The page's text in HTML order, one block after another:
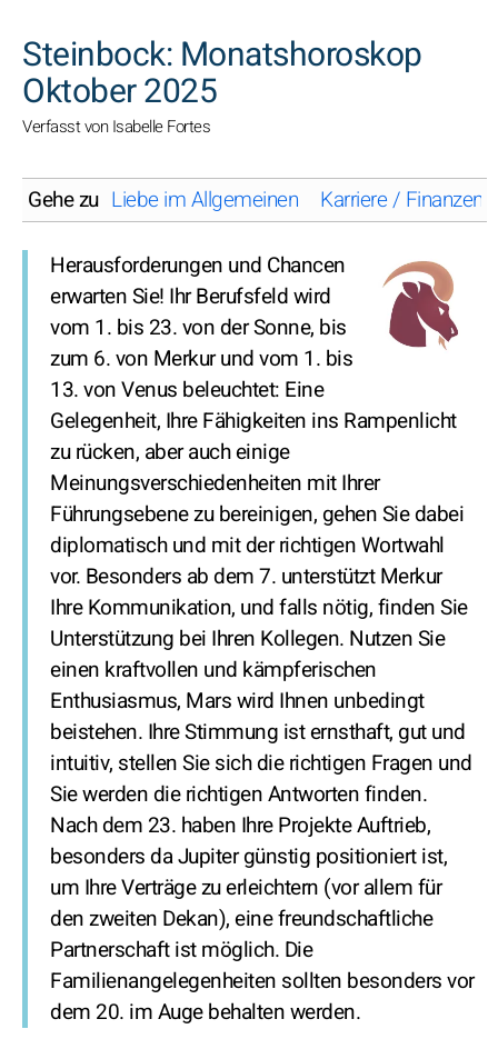
Steinbock: Monatshoroskop
Oktober 2025
Verfasst von Isabelle Fortes
Gehe zu Liebe im Allgemeinen Karriere / Finanzen
Herausforderungen und Chancen
erwarten Sie! Ihr Berufsfeld wird
vom 1. bis 23. von der Sonne, bis
zum 6. von Merkur und vom 1. bis
13. von Venus beleuchtet: Eine
Gelegenheit, Ihre Fähigkeiten ins Rampenlicht
zu rücken, aber auch einige
Meinungsverschiedenheiten mit Ihrer
Führungsebene zu bereinigen, gehen Sie dabei
diplomatisch und mit der richtigen Wortwahl
vor. Besonders ab dem 7. unterstützt Merkur
Ihre Kommunikation, und falls nötig, finden Sie
Unterstützung bei Ihren Kollegen. Nutzen Sie
einen kraftvollen und kämpferischen
Enthusiasmus, Mars wird Ihnen unbedingt
beistehen. Ihre Stimmung ist ernsthaft, gut und
intuitiv, stellen Sie sich die richtigen Fragen und
Sie werden die richtigen Antworten finden.
Nach dem 23. haben Ihre Projekte Auftrieb,
besonders da Jupiter günstig positioniert ist,
um Ihre Verträge zu erleichtern (vor allem für
den zweiten Dekan), eine freundschaftliche
Partnerschaft ist möglich. Die
Familienangelegenheiten sollten besonders vor
dem 20. im Auge behalten werden.